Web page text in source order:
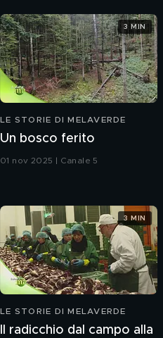
LE STORIE DI MELAVERDE
Un bosco ferito
01 nov 2025 | Canale 5
3 MIN
LE STORIE DI MELAVERDE
Il radicchio dal campo alla
3 MIN